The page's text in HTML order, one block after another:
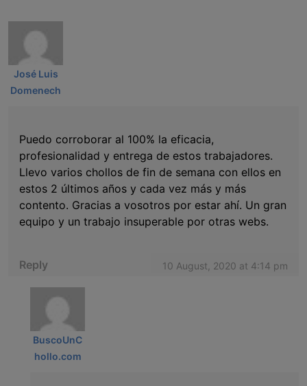
José Luis
Domenech
10 August, 2020 at 4:14 pm
Puedo corroborar al 100% la eficacia,
profesionalidad y entrega de estos trabajadores.
Llevo varios chollos de fin de semana con ellos en
estos 2 últimos años y cada vez más y más
contento. Gracias a vosotros por estar ahí. Un gran
equipo y un trabajo insuperable por otras webs.
Reply
BuscoUnC
hollo.com